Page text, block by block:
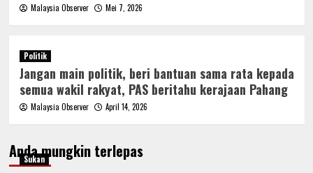
Malaysia Observer Mei 7, 2026
Politik
Jangan main politik, beri bantuan sama rata kepada
semua wakil rakyat, PAS beritahu kerajaan Pahang
Malaysia Observer April 14, 2026
Anda mungkin terlepas
Sukan